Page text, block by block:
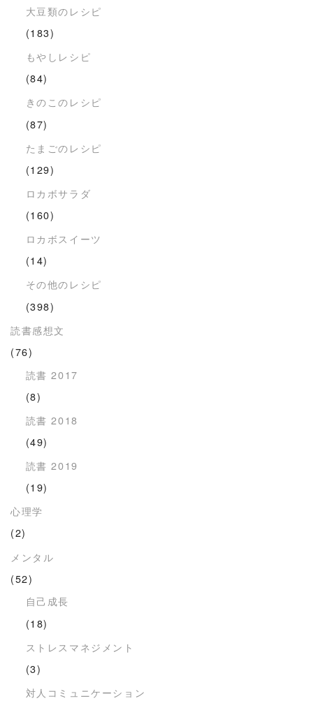
大豆類のレシピ
(183)
もやしレシピ
(84)
きのこのレシピ
(87)
たまごのレシピ
(129)
ロカボサラダ
(160)
ロカボスイーツ
(14)
その他のレシピ
(398)
読書感想文
(76)
読書 2017
(8)
読書 2018
(49)
読書 2019
(19)
心理学
(2)
メンタル
(52)
自己成長
(18)
ストレスマネジメント
(3)
対人コミュニケーション